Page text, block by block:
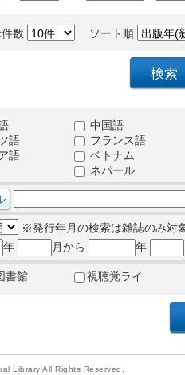
数 ソート順
中国語
語
フランス語
語
ベトナム
ネパール
※発行年月の検索は雑誌のみ対
年
月から 年
書館 視聴覚ライ
Library All Rights Reserved.